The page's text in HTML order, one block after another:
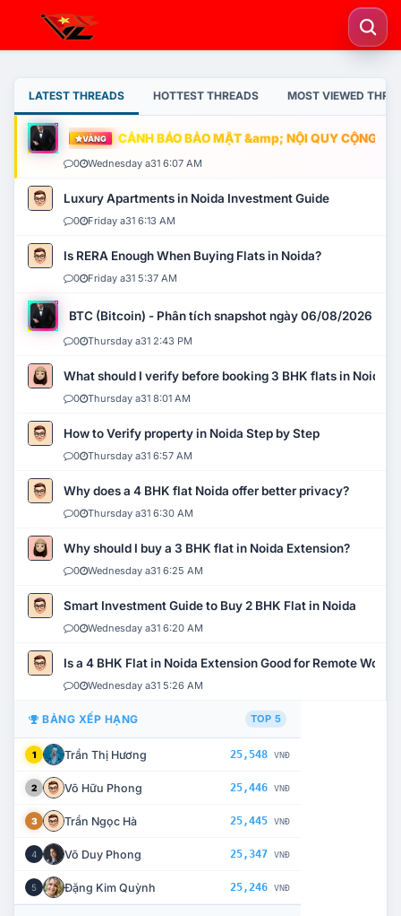
LATEST THREADS HOTTEST THREADS MOST VIEWED
VÀNG CẢNH BÁO BẢO MẬT &amp; NỘI QUY CỘNG
0 Wednesday a31 6:07 AM
Luxury Apartments in Noida Investment Guide
0 Friday a31 6:13 AM
Is RERA Enough When Buying Flats in Noida?
0 Friday a31 5:37 AM
BTC (Bitcoin) - Phân tích snapshot ngày 06/08/2026
0 Thursday a31 2:43 PM
What should I verify before booking 3 BHK flats in Noida?
0 Thursday a31 8:01 AM
How to Verify property in Noida Step by Step
0 Thursday a31 6:57 AM
Why does a 4 BHK flat Noida offer better privacy?
0 Thursday a31 6:30 AM
Why should I buy a 3 BHK flat in Noida Extension?
0 Wednesday a31 6:25 AM
Smart Investment Guide to Buy 2 BHK Flat in Noida
0 Wednesday a31 6:20 AM
Is a 4 BHK Flat in Noida Extension Good for Remote Work?
0 Wednesday a31 5:26 AM
BẢNG XẾP HẠNG TOP 5
1 Trần Thị Hương 25,548 VNĐ
2 Võ Hữu Phong 25,446 VNĐ
3 Trần Ngọc Hà 25,445 VNĐ
4 Võ Duy Phong 25,347 VNĐ
5 Đặng Kim Quỳnh 25,246 VNĐ